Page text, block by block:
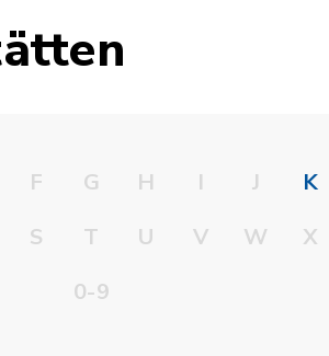
F G H I J K
S T U V W X
0-9